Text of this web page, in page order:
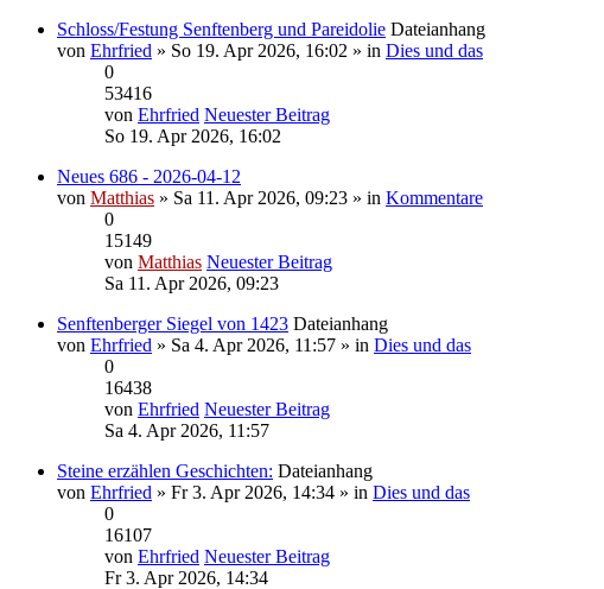
Schloss/Festung Senftenberg und Pareidolie Dateianhang
von Ehrfried » So 19. Apr 2026, 16:02 » in Dies und das
0
53416
von Ehrfried Neuester Beitrag
So 19. Apr 2026, 16:02
Neues 686 - 2026-04-12
von Matthias » Sa 11. Apr 2026, 09:23 » in Kommentare
0
15149
von Matthias Neuester Beitrag
Sa 11. Apr 2026, 09:23
Senftenberger Siegel von 1423 Dateianhang
von Ehrfried » Sa 4. Apr 2026, 11:57 » in Dies und das
0
16438
von Ehrfried Neuester Beitrag
Sa 4. Apr 2026, 11:57
Steine erzählen Geschichten: Dateianhang
von Ehrfried » Fr 3. Apr 2026, 14:34 » in Dies und das
0
16107
von Ehrfried Neuester Beitrag
Fr 3. Apr 2026, 14:34